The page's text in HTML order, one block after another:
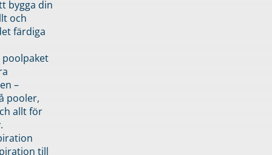
bygga din
och
färdiga
–
pooler,
allt för
till